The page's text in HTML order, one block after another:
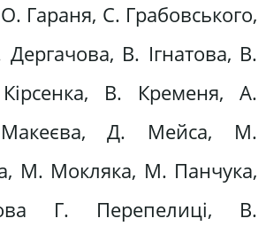
Гараня, С. Грабовського,
В. Ігнатова, В.
В. Кременя, А.
Д. Мейса, М.
М. Мокляка, М. Панчука,
Г. Перепелиці, В.